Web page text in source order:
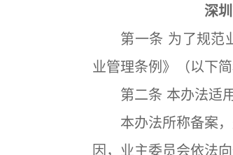
深
第一条 为了规范业
业管理条例》（以下
第二条 本办法适用
本办法所称备案，
因，业主委员会依法